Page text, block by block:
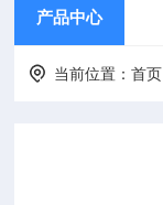
产品中心
当前位置：首页